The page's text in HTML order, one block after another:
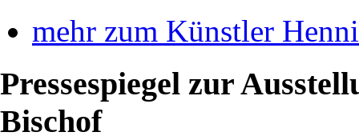
mehr zum Künstler
Pressespiegel zur
Bischof